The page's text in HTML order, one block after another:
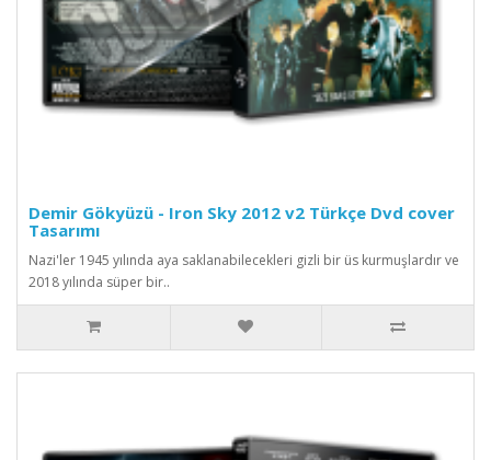
Demir Gökyüzü - Iron Sky 2012 v2 Türkçe Dvd cover
Tasarımı
Nazi'ler 1945 yılında aya saklanabilecekleri gizli bir üs kurmuşlardır ve
2018 yılında süper bir..